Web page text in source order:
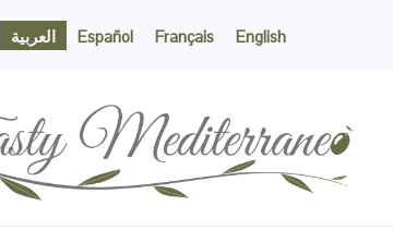
English
Français
Español العربية